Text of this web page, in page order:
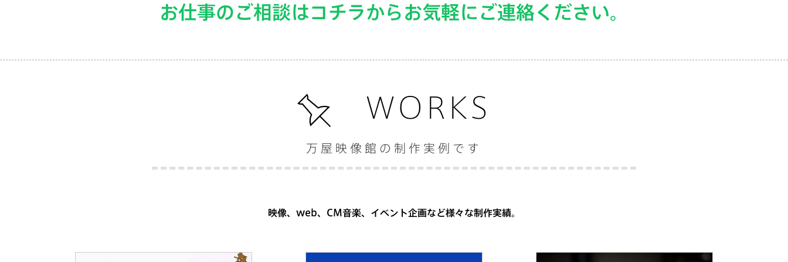
お仕事のご相談はコチラからお気軽にご連絡ください。
WORKS
万屋映像館の制作実例です
映像、web、CM音楽、イベント企画など様々な制作実績。